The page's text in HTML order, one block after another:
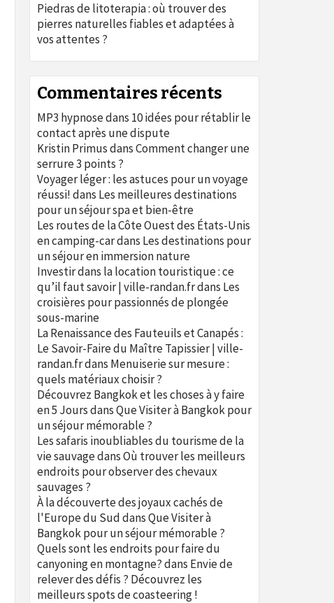
Piedras de litoterapia : où trouver des
pierres naturelles fiables et adaptées à
vos attentes ?
Commentaires récents
MP3 hypnosedans 10 idées pour rétablir le
contact après une dispute
Kristin PrimusdansComment changer une
serrure 3 points ?
Voyager léger : les astuces pour un voyage
réussi!dans Les meilleures destinations
pour un séjour spa et bien-être
Les routes de la Côte Ouest des États-Unis
en camping-cardans Les destinations pour
un séjour en immersion nature
Investir dans la location touristique : ce
qu’il faut savoir | ville-randan.frdans Les
croisières pour passionnés de plongée
sous-marine
La Renaissance des Fauteuils et Canapés :
Le Savoir-Faire du Maître Tapissier | ville-
randan.frdans Menuiserie sur mesure :
quels matériaux choisir ?
Découvrez Bangkok et les choses à y faire
en 5 JoursdansQue Visiter à Bangkok pour
un séjour mémorable ?
Les safaris inoubliables du tourisme de la
vie sauvagedansOù trouver les meilleurs
endroits pour observer des chevaux
sauvages ?
À la découverte des joyaux cachés de
l'Europe du SuddansQue Visiter à
Bangkok pour un séjour mémorable ?
Quels sont les endroits pour faire du
canyoning en montagne?dans Envie de
relever des défis ? Découvrez les
meilleurs spots de coasteering !